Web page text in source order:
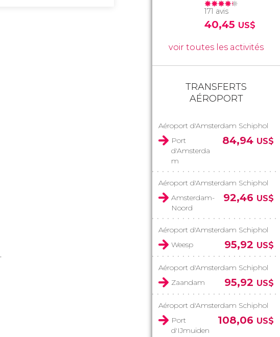
.
171 avis
40,45 US$
voir toutes les activités
TRANSFERTS
AÉROPORT
Aéroport d'Amsterdam Schiphol
Port
d'Amsterda
m
84,94 US$
Aéroport d'Amsterdam Schiphol
Amsterdam-
Noord
92,46 US$
Aéroport d'Amsterdam Schiphol
Weesp
95,92 US$
Aéroport d'Amsterdam Schiphol
Zaandam
95,92 US$
Aéroport d'Amsterdam Schiphol
Port
d'IJmuiden
108,06 US$